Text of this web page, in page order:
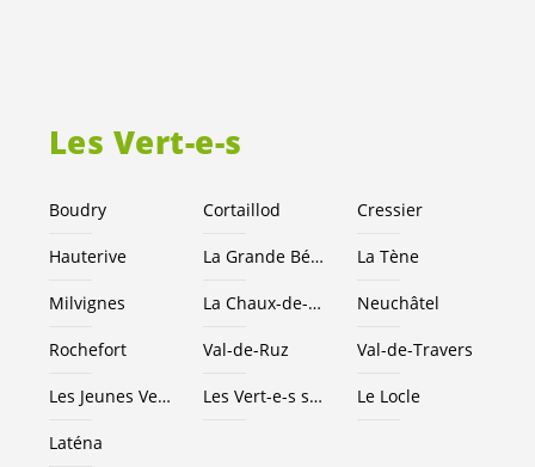
Les Vert-e-s
Boudry Cortaillod Cressier
Hauterive La Grande Béroche La Tène
Milvignes La Chaux-de-Fonds Neuchâtel
Rochefort Val-de-Ruz Val-de-Travers
Les Jeunes Vert-e-s NE
Les Vert-e-s suisses Le Locle
Laténa